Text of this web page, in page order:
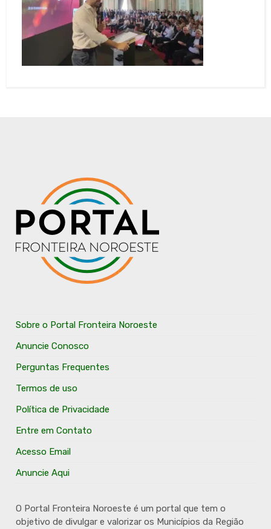
Sobre o Portal Fronteira Noroeste
Anuncie Conosco
Perguntas Frequentes
Termos de uso
Política de Privacidade
Entre em Contato
Acesso Email
Anuncie Aqui
O Portal Fronteira Noroeste é um portal que tem o
objetivo de divulgar e valorizar os Municípios da Região